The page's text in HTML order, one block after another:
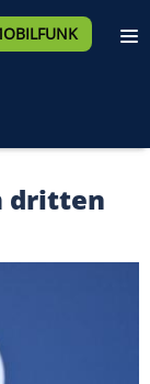
dritten